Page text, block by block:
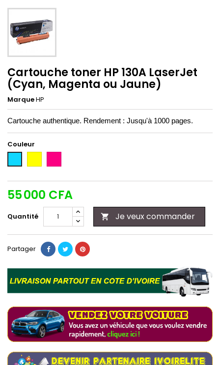
Cartouche toner HP 130A LaserJet
(Cyan, Magenta ou Jaune)
MarqueHP
Cartouche authentique. Rendement : Jusqu'à 1000 pages.
Couleur
55 000 CFA
Quantité  Je veux commander
Partager